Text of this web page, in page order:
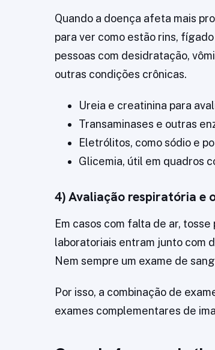
Quando a doença afeta mais
para ver como estão rins,
pessoas com desidratação,
outras condições crônicas.
Ureia e creatinina para
Transaminases e outras
Eletrólitos, como sódio e
Glicemia, útil em quadros
4) Avaliação respiratória e
Em casos com falta de ar,
laboratoriais entram junto com
Nem sempre um exame de
Por isso, a combinação de
exames complementares de